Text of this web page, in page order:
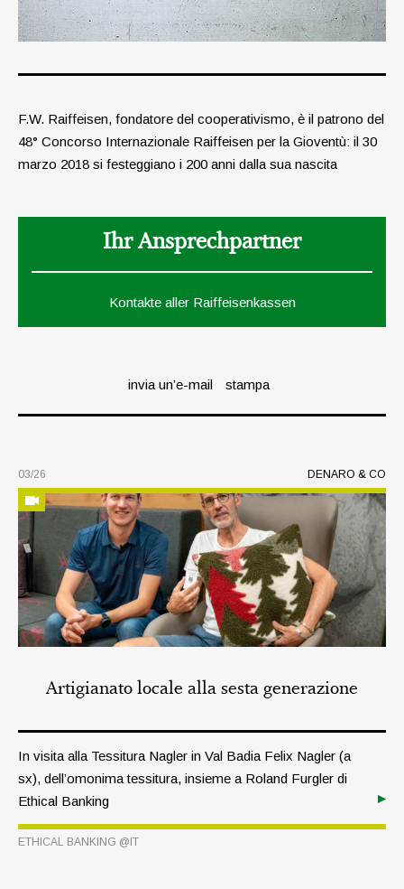
F.W. Raiffeisen, fondatore del cooperativismo, è il patrono del
48° Concorso Internazionale Raiffeisen per la Gioventù: il 30
marzo 2018 si festeggiano i 200 anni dalla sua nascita
Ihr Ansprechpartner
Kontakte aller Raiffeisenkassen
invia un’e-mail stampa
DENARO & CO
03/26
Artigianato locale alla sesta generazione
In visita alla Tessitura Nagler in Val Badia Felix Nagler (a
sx), dell’omonima tessitura, insieme a Roland Furgler di
Ethical Banking
ETHICAL BANKING @IT